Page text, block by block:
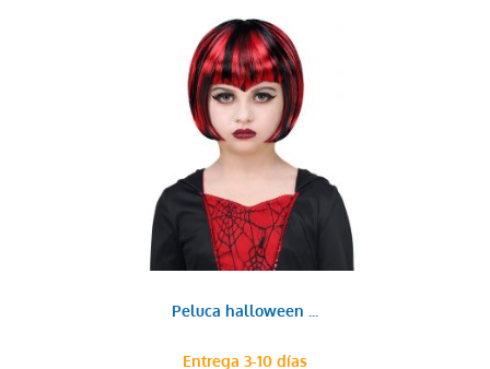
Peluca halloween ...
Entrega 3-10 días